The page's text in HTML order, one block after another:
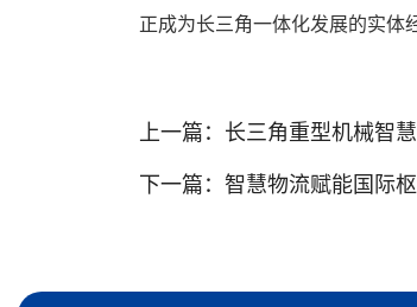
正成为长三角一体化发展的实体
上一篇： 长三角重型机械智慧物
下一篇： 智慧物流赋能国际枢